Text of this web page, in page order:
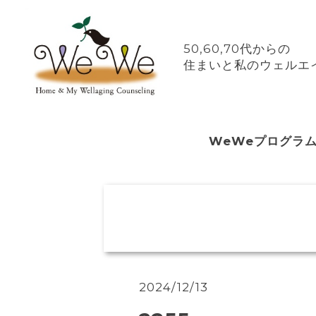
50,60,70代からの
住まいと私のウェル
WeWeプログラ
2024/12/13